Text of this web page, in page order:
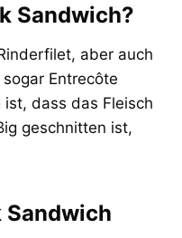
Sandwich?
aber auch
Entrecôte
dass das Fleisch
geschnitten ist,
Sandwich